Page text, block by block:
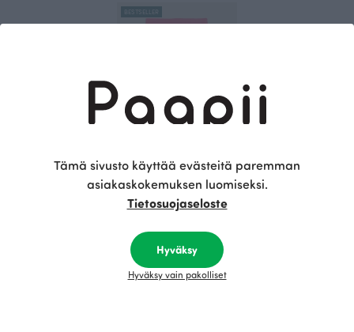
BESTSELLER
BABY LEGGINS, vaaleanpunainen
26.00 EUR
Tämä on Paapii
Tämä sivusto käyttää evästeitä paremman
asiakaskokemuksen luomiseksi.
Tietosuojaseloste
Hyväksy
Hyväksy vain pakolliset